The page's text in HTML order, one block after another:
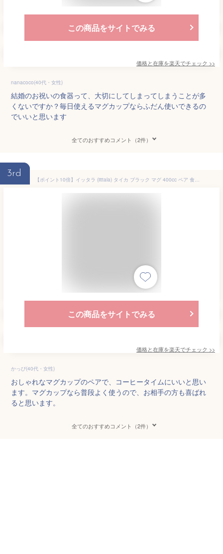
この商品をサイトでみる
価格と在庫を楽天でチェック >>
nanacoco(40代・女性)
結婚のお祝いの食器って、大切にしてしまってしまうことが多
くないですか？毎日使えるマグカップならふだん使いできるの
でいいと思います
全てのおすすめコメント（2件）
3rd
【ポイント10倍】イッタラ (iittala) タイカ ブラック マグ 400cc ペア 食器 北欧 マグカップ おしゃれ かわいい ブランド 結婚祝い 内祝い
この商品をサイトでみる
価格と在庫を楽天でチェック >>
かっぴ(40代・女性)
おしゃれなマグカップのペアで、コーヒータイムにいいと思い
ます。マグカップなら普段よく使うので、お相手の方も喜ばれ
ると思います。
全てのおすすめコメント（2件）